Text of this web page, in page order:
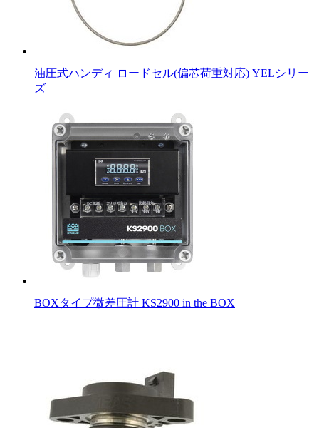
油圧式ハンディ ロードセル(偏芯荷重対応) YELシリー
ズ
BOXタイプ微差圧計 KS2900 in the BOX